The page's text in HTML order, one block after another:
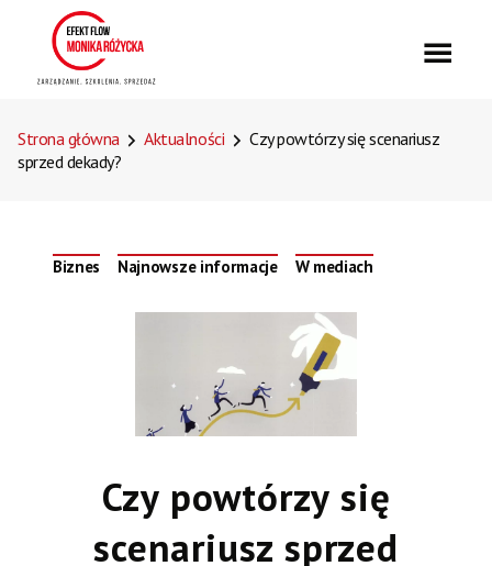
Strona główna Aktualności
Czy powtórzy się scenariusz
sprzed dekady?
Biznes Najnowsze informacje W mediach
Czy powtórzy się
scenariusz sprzed